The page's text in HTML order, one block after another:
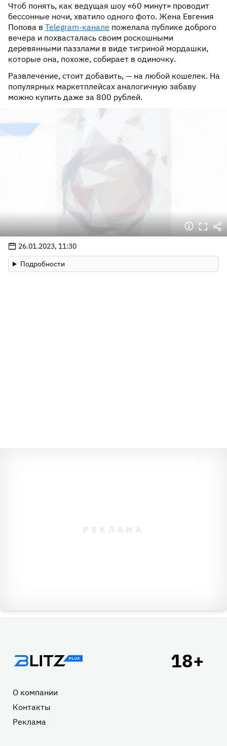
Чтоб понять, как ведущая шоу «60 минут» проводит
бессонные ночи, хватило одного фото. Жена Евгения
Попова в Telegram-канале пожелала публике доброго
вечера и похвасталась своим роскошными
деревянными паззлами в виде тигриной мордашки,
которые она, похоже, собирает в одиночку.
Развлечение, стоит добавить, — на любой кошелек. На
популярных маркетплейсах аналогичную забаву
можно купить даже за 800 рублей.
26.01.2023, 11:30
Подробности
Подвал
О компании
Контакты
Реклама